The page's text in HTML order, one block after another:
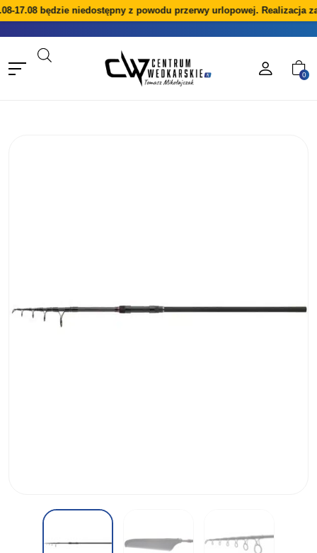
17.08 będzie niedostępny z powodu przerwy urlopowej. Realizacja
0